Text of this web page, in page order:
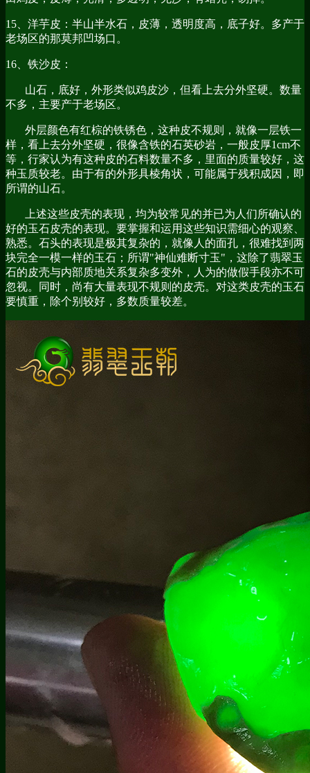
15、洋芋皮：半山半水石，皮薄，透明度高，底子好。多产于
老场区的那莫邦凹场口。
16、铁沙皮：
山石，底好，外形类似鸡皮沙，但看上去分外坚硬。数量
不多，主要产于老场区。
外层颜色有红棕的铁锈色，这种皮不规则，就像一层铁一
样，看上去分外坚硬，很像含铁的石英砂岩，一般皮厚1cm不
等，行家认为有这种皮的石料数量不多，里面的质量较好，这
种玉质较老。由于有的外形具棱角状，可能属于残积成因，即
所谓的山石。
上述这些皮壳的表现，均为较常见的并已为人们所确认的
好的玉石皮壳的表现。要掌握和运用这些知识需细心的观察、
熟悉。石头的表现是极其复杂的，就像人的面孔，很难找到两
块完全一模一样的玉石；所谓"神仙难断寸玉"，这除了翡翠玉
石的皮壳与内部质地关系复杂多变外，人为的做假手段亦不可
忽视。同时，尚有大量表现不规则的皮壳。对这类皮壳的玉石
要慎重，除个别较好，多数质量较差。